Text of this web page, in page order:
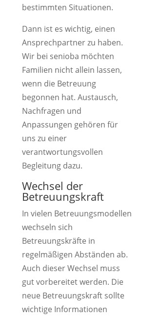
bestimmten Situationen.
Dann ist es wichtig, einen
Ansprechpartner zu haben.
Wir bei senioba möchten
Familien nicht allein lassen,
wenn die Betreuung
begonnen hat. Austausch,
Nachfragen und
Anpassungen gehören für
uns zu einer
verantwortungsvollen
Begleitung dazu.
Wechsel der
Betreuungskraft
In vielen Betreuungsmodellen
wechseln sich
Betreuungskräfte in
regelmäßigen Abständen ab.
Auch dieser Wechsel muss
gut vorbereitet werden. Die
neue Betreuungskraft sollte
wichtige Informationen